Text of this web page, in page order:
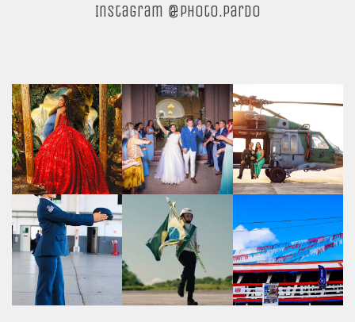
Instagram @photo.pardo